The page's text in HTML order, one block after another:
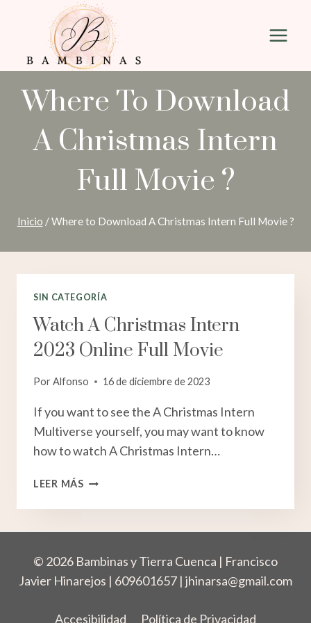
contenido
Where To Download
A Christmas Intern
Full Movie ?
Inicio /Where to Download A Christmas Intern Full Movie ?
SIN CATEGORÍA
Watch A Christmas Intern
2023 Online Full Movie
Por Alfonso 16 de diciembre de 2023
If you want to see the A Christmas Intern
Multiverse yourself, you may want to know
how to watch A Christmas Intern…
LEER MÁSWATCH
CHRISTMAS
ONLINE
FULL
© 2026 Bambinas y Tierra Cuenca | Francisco
Javier Hinarejos | 609601657 | jhinarsa@gmail.com
Accesibilidad Política de Privacidad